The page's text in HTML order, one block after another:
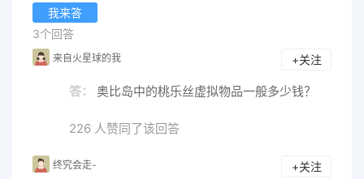
我来答
3个回答
来自火星球的我 +关注
答： 奥比岛中的桃乐丝虚拟物品一般多少钱？
226 人赞同了该回答
终究会走- +关注